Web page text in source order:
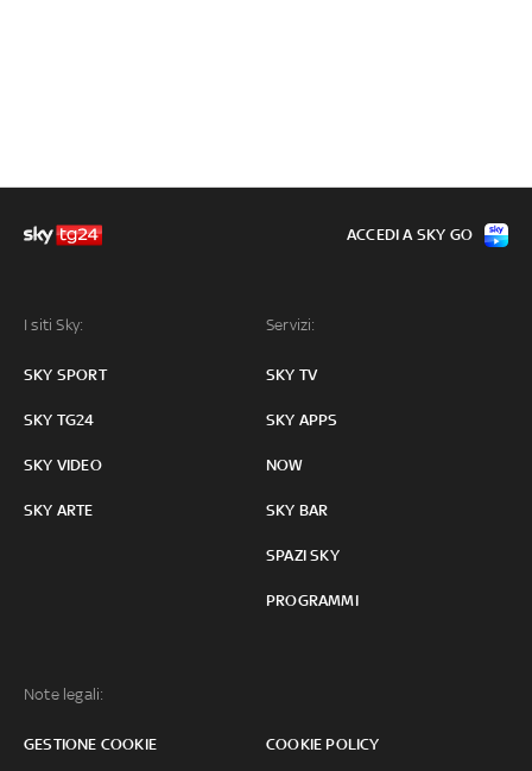
I siti Sky:
SKY SPORT
SKY TG24
SKY VIDEO
SKY ARTE
Servizi:
SKY TV
SKY APPS
NOW
SKY BAR
SPAZI SKY
PROGRAMMI
Note legali:
GESTIONE COOKIE COOKIE POLICY
ACCEDI A SKY GO